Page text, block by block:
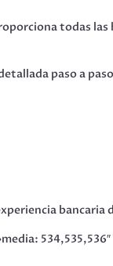
todas
paso a
bancaria